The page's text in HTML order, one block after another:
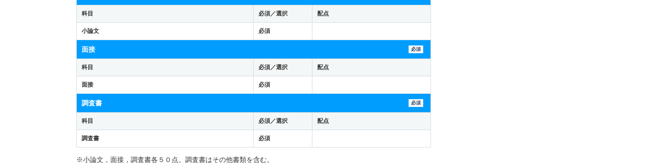
科目 必須／選択 配点
小論文 必須
面接 必須
科目 必須／選択 配点
面接 必須
調査書 必須
科目 必須／選択 配点
調査書 必須
※小論文，面接，調査書各５０点。調査書はその他書類を含む。